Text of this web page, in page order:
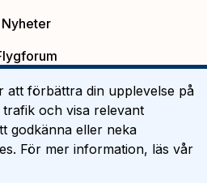
Nyheter
Flygtorget
att förbättra din upplevelse på
och visa relevant
godkänna eller neka
För mer information, läs vår